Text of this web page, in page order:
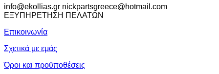
info@ekollias.gr nickpartsgreece@hotmail.com
ΕΞΥΠΗΡΕΤΗΣΗ ΠΕΛΑΤΩΝ
Επικοινωνία
Σχετικά με εμάς
Όροι και προϋποθέσεις